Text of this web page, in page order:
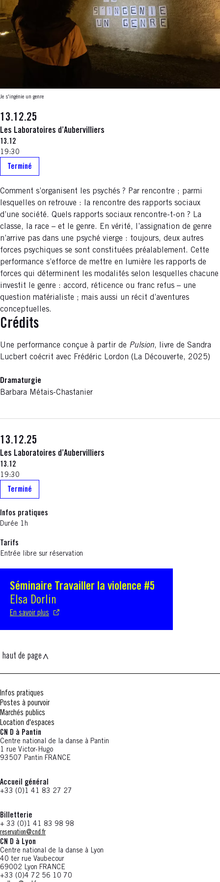
Je s'ingénie un genre
13.12.25
Les Laboratoires d’Aubervilliers
13.12
19:30
Terminé
Comment s’organisent les psychés ? Par rencontre ; parmi
lesquelles on retrouve : la rencontre des rapports sociaux
d’une société. Quels rapports sociaux rencontre-t-on ? La
classe, la race – et le genre. En vérité, l’assignation de genre
n’arrive pas dans une psyché vierge : toujours, deux autres
forces psychiques se sont constituées préalablement. Cette
performance s’efforce de mettre en lumière les rapports de
forces qui déterminent les modalités selon lesquelles chacune
investit le genre : accord, réticence ou franc refus – une
question matérialiste ; mais aussi un récit d’aventures
conceptuelles.
Crédits
Une performance conçue à partir de Pulsion, livre de Sandra
Lucbert coécrit avec Frédéric Lordon (La Découverte, 2025)
Dramaturgie
Barbara Métais-Chastanier
13.12.25
Les Laboratoires d’Aubervilliers
13.12
19:30
Terminé
Infos pratiques
Durée 1h
Tarifs
Entrée libre sur réservation
Séminaire Travailler la violence #5
Elsa Dorlin
En savoir plus
S'ouvre dans une nouvelle fenêtre
haut de page
Infos pratiques
Postes à pourvoir
Marchés publics
Location d'espaces
CN D à Pantin
Centre national de la danse à Pantin
1 rue Victor-Hugo
93507 Pantin FRANCE
Accueil général
+33 (0)1 41 83 27 27
Billetterie
+ 33 (0)1 41 83 98 98
reservation@cnd.fr
CN D à Lyon
Centre national de la danse à Lyon
40 ter rue Vaubecour
69002 Lyon FRANCE
+33 (0)4 72 56 10 70